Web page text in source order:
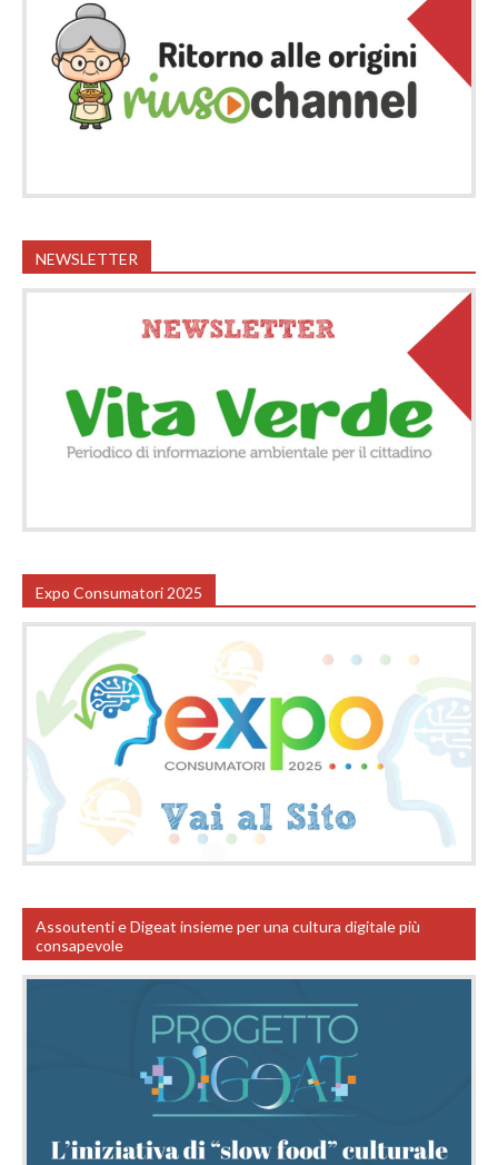
NEWSLETTER
Expo Consumatori 2025
Assoutenti e Digeat insieme per una cultura digitale più
consapevole